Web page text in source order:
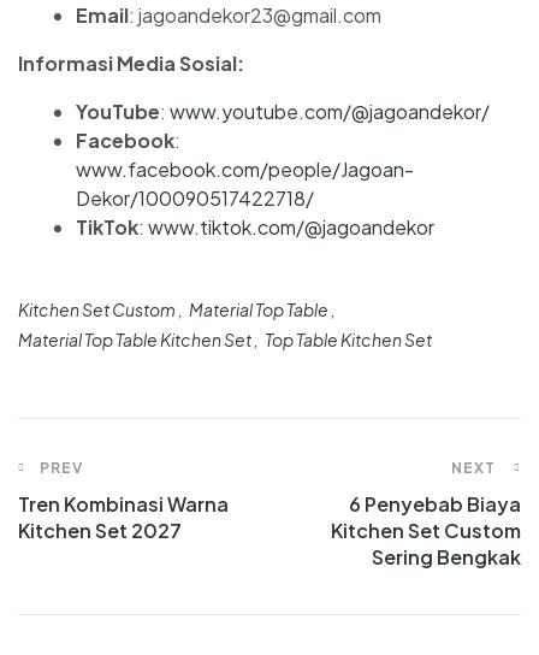
Email: jagoandekor23@gmail.com
Informasi Media Sosial:
YouTube: www.youtube.com/@jagoandekor/
Facebook:
www.facebook.com/people/Jagoan-
Dekor/100090517422718/
TikTok: www.tiktok.com/@jagoandekor
Kitchen Set Custom
Material Top Table
Material Top Table Kitchen Set
Top Table Kitchen Set
PREV
Tren Kombinasi Warna
Kitchen Set 2027
NEXT
6 Penyebab Biaya
Kitchen Set Custom
Sering Bengkak